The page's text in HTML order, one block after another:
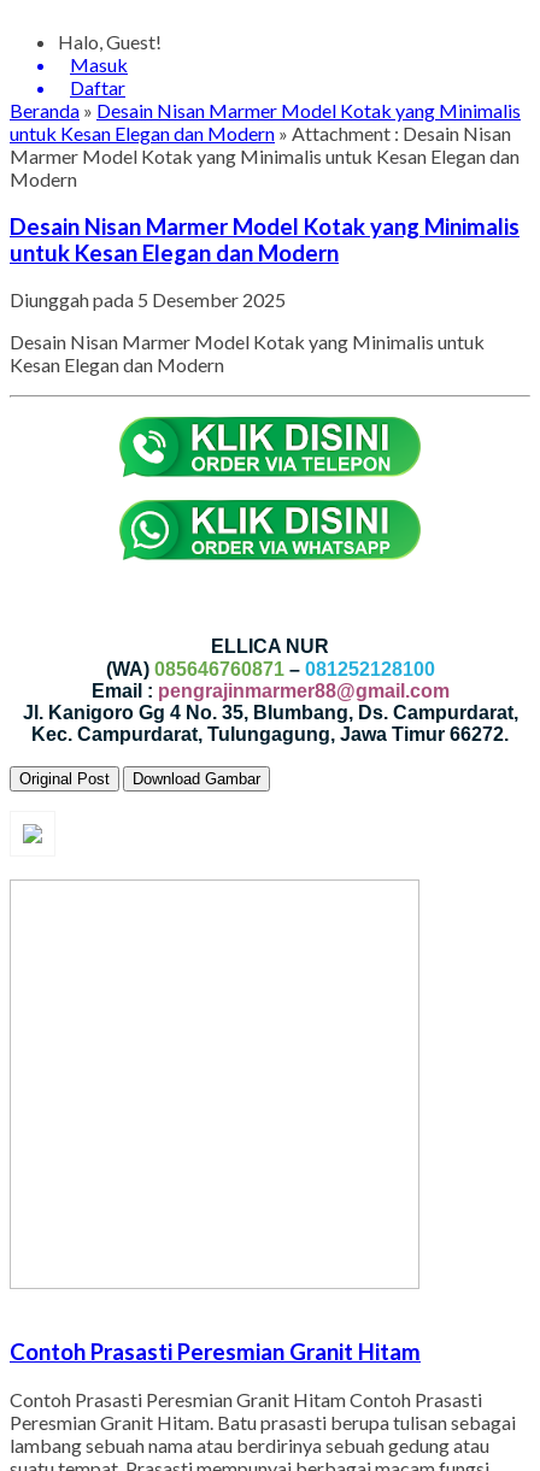
Halo, Guest!
Masuk
Daftar
Beranda » Desain Nisan Marmer Model Kotak yang Minimalis
untuk Kesan Elegan dan Modern » Attachment : Desain Nisan
Marmer Model Kotak yang Minimalis untuk Kesan Elegan dan
Modern
Desain Nisan Marmer Model Kotak yang Minimalis
untuk Kesan Elegan dan Modern
Diunggah pada 5 Desember 2025
Desain Nisan Marmer Model Kotak yang Minimalis untuk
Kesan Elegan dan Modern
ELLICA NUR
(WA) 085646760871– 081252128100
Email : pengrajinmarmer88@gmail.com
Jl. Kanigoro Gg 4 No. 35, Blumbang, Ds. Campurdarat,
Kec. Campurdarat, Tulungagung, Jawa Timur 66272.
Original Post Download Gambar
Contoh Prasasti Peresmian Granit Hitam
Contoh Prasasti Peresmian Granit Hitam Contoh Prasasti
Peresmian Granit Hitam. Batu prasasti berupa tulisan sebagai
lambang sebuah nama atau berdirinya sebuah gedung atau